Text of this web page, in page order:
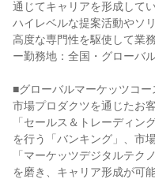
通じてキャリアを形成して
ハイレベルな提案活動やソ
高度な専門性を駆使して業
ー勤務地：全国・グローバ
■グローバルマーケッツコー
市場プロダクツを通じたお
「セールス＆トレーディン
を行う「バンキング」、市
「マーケッツデジタルテク
を磨き、キャリア形成が可